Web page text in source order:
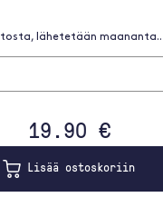
lähetetään maananta..
19.90 €
Lisää ostoskoriin